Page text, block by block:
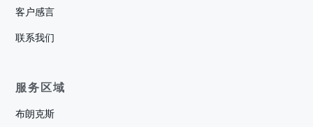
客户感言
联系我们
服务区域
布朗克斯